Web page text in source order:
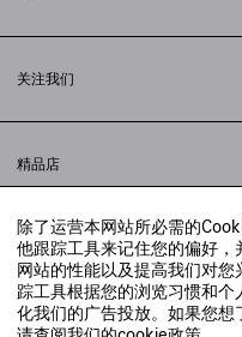
除了运营本网站所必需的
他跟踪工具来记住您的偏好
网站的性能以及提高我们对
踪工具根据您的浏览习惯和
化我们的广告投放。如果您想
配送方式
支付
常见问题解答
法律问题
联合国世界粮食计划署
举报平台
关注我们
小红书
精品店
寻找附近的精品店
实时聊天客服
发送邮件
我们将在24小时内给予回复
© 2020 巴黎世家贸易（上海